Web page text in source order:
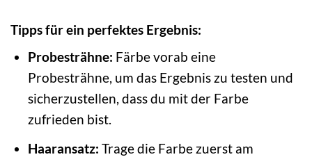
Tipps für ein perfektes Ergebnis:
Probesträhne: Färbe vorab eine
Probesträhne, um das Ergebnis zu testen und
sicherzustellen, dass du mit der Farbe
zufrieden bist.
Haaransatz: Trage die Farbe zuerst am